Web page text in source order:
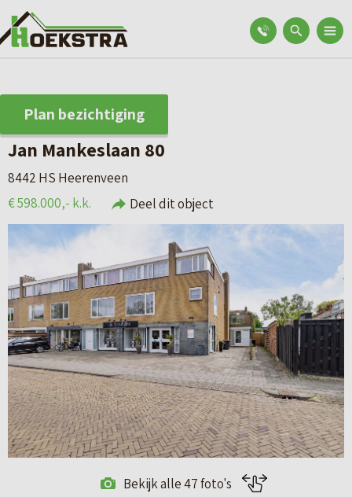
Plan bezichtiging
Jan Mankeslaan 80
8442 HS Heerenveen
€ 598.000,- k.k.
Deel dit object
Bekijk alle 47 foto's